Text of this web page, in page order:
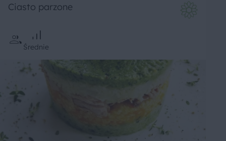
Ciasto parzone
Średnie